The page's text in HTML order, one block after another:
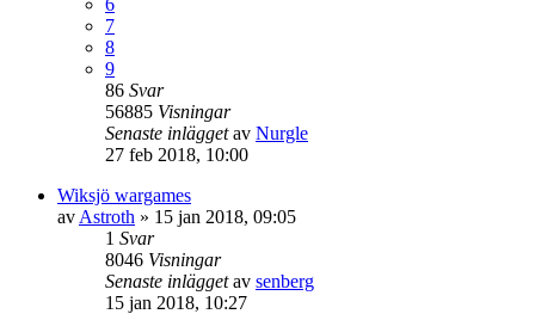
7
8
9
86 Svar
56885 Visningar
Senaste inläggetav Nurgle
27 feb 2018, 10:00
Wiksjö wargames
av Astroth » 15 jan 2018, 09:05
1 Svar
8046 Visningar
Senaste inläggetav senberg
15 jan 2018, 10:27